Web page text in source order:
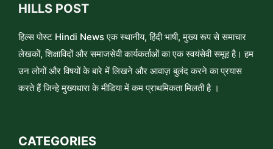
HILLS POST
हिल्स पोस्ट Hindi News एक स्थानीय, हिंदी भाषी, मुख्य रूप से समाचार
लेखकों, शिक्षाविदों और समाजसेवी कार्यकर्ताओं का एक स्वयंसेवी समूह है। हम
उन लोगों और विषयों के बारे में लिखने और आवाज़ बुलंद करने का प्रयास
करते हैं जिन्हे मुख्यधारा के मीडिया में कम प्राथमिकता मिलती है ।
CATEGORIES